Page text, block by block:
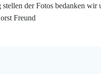
der Fotos bedanken wir
Freund